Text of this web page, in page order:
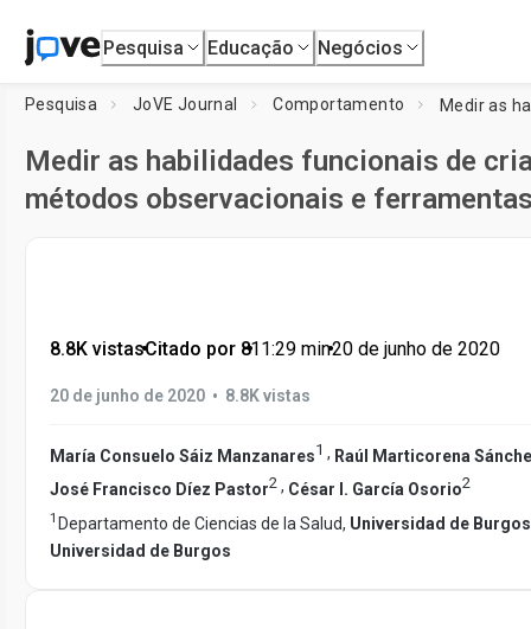
Pesquisa Educação Negócios
Pesquisa JoVE Journal Comportamento
Medir as habilidades funcionais de
métodos observacionais e
8.8K vistas•Citado por 8•11:29 min•20 de junho de 2020
20 de junho de 2020 • 8.8K vistas
María Consuelo Sáiz Manzanares1 , Raúl Marticorena
José Francisco Díez Pastor2 , César I. García Osorio2
1 Departamento de Ciencias de la Salud, Universidad de Burgos
Universidad de Burgos